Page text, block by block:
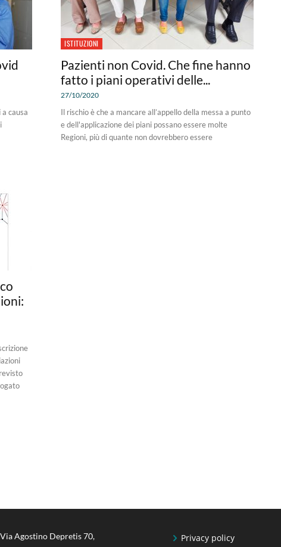
causa
ISTITUZIONI
Pazienti non Covid. Che fine hanno
fatto i piani operativi delle...
27/10/2020
Il rischio è che a mancare all’appello della messa a punto
e dell'applicazione dei piani possano essere molte
Regioni, più di quante non dovrebbero essere
Via Agostino Depretis 70,
Privacy policy